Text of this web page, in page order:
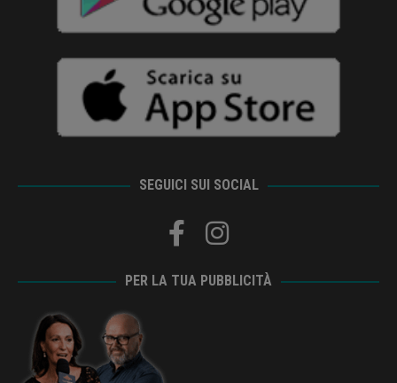
SEGUICI SUI SOCIAL
PER LA TUA PUBBLICITÀ